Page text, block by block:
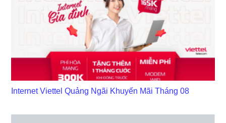
Internet Viettel Quảng Ngãi Khuyến Mãi Tháng 08